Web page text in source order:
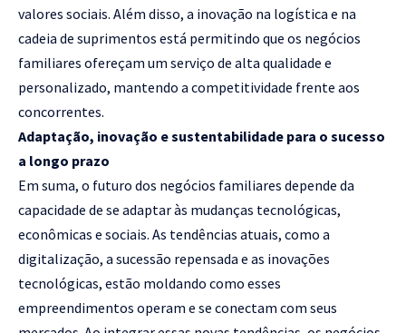
valores sociais. Além disso, a inovação na logística e na
cadeia de suprimentos está permitindo que os negócios
familiares ofereçam um serviço de alta qualidade e
personalizado, mantendo a competitividade frente aos
concorrentes.
Adaptação, inovação e sustentabilidade para o sucesso
a longo prazo
Em suma, o futuro dos negócios familiares depende da
capacidade de se adaptar às mudanças tecnológicas,
econômicas e sociais. As tendências atuais, como a
digitalização, a sucessão repensada e as inovações
tecnológicas, estão moldando como esses
empreendimentos operam e se conectam com seus